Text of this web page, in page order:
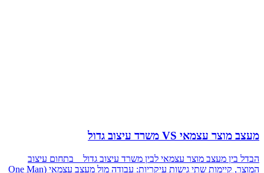
מעצב מוצר עצמאי VS משרד עיצוב גדול
הבדל בין מעצב מוצר עצמאי לבין משרד עיצוב גדול בתחום עיצוב
המוצר, קיימות שתי גישות עיקריות: עבודה מול מעצב עצמאי (One Man